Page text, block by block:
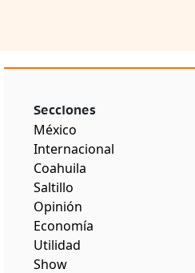
Secciones
México
Internacional
Coahuila
Saltillo
Opinión
Economía
Utilidad
Show